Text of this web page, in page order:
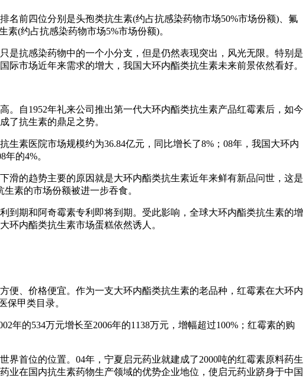
前四位分别是头孢类抗生素(约占抗感染药物市场50%市场份额)、氟
(约占抗感染药物市场5%市场份额)。
是抗感染药物中的一个小分支，但是仍然表现突出，风光无限。特别是
市场近年来需求的增大，我国大环内酯类抗生素未来前景依然看好。
自1952年礼来公司推出第一代大环内酯类抗生素产品红霉素后，如今
了抗生素的鼎足之势。
素医院市场规模约为36.84亿元，同比增长了8%；08年，我国大环内
的4%。
滑的趋势主要的原因就是大环内酯类抗生素近年来鲜有新品问世，这是
素的市场份额被进一步吞食。
到期和阿奇霉素专利即将到期。受此影响，全球大环内酯类抗生素的增
环内酯类抗生素市场蛋糕依然诱人。
便、价格便宜。作为一支大环内酯类抗生素的老品种，红霉素在大环内
保甲类目录。
年的534万元增长至2006年的1138万元，增幅超过100%；红霉素的购
首位的位置。04年，宁夏启元药业就建成了2000吨的红霉素原料药生
业在国内抗生素药物生产领域的优势企业地位，使启元药业跻身于中国